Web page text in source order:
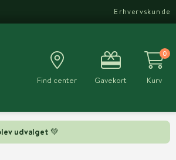
udvalget 💚
Erhvervskunde
Find center Gavekort
0
Kurv